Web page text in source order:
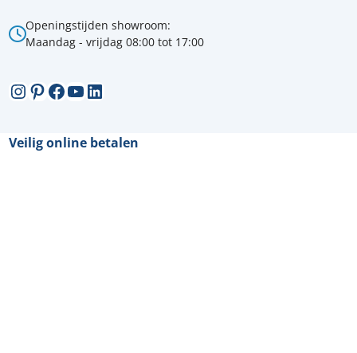
Openingstijden showroom:
Maandag - vrijdag 08:00 tot 17:00
Instagram
Pinterest
Facebook
YouTube
LinkedIn
Veilig online betalen